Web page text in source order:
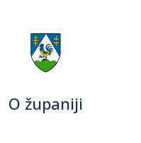
O županiji